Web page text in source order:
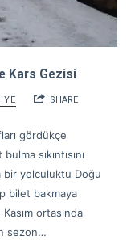
Kars Gezisi
SHARE
gördükçe
sıkıntısını
bir yolculuktu Doğu
bilet bakmaya
ortasında
sezon…